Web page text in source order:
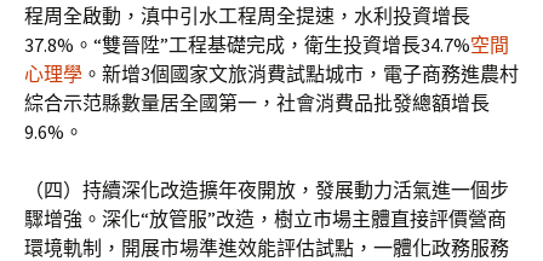
程周全啟動，滇中引水工程周全提速，水利投資增長
37.8%。“雙晉陞”工程基礎完成，衛生投資增長34.7%空間
心理學 。新增3個國家文旅消費試點城市，電子商務進農村
綜合示范縣數量居全國第一，社會消費品批發總額增長
9.6%。
（四）持續深化改造擴年夜開放，發展動力活氣進一個步
驟增強。深化“放管服”改造，樹立市場主體直接評價營商
環境軌制，開展市場準進效能評估試點，一體化政務服務